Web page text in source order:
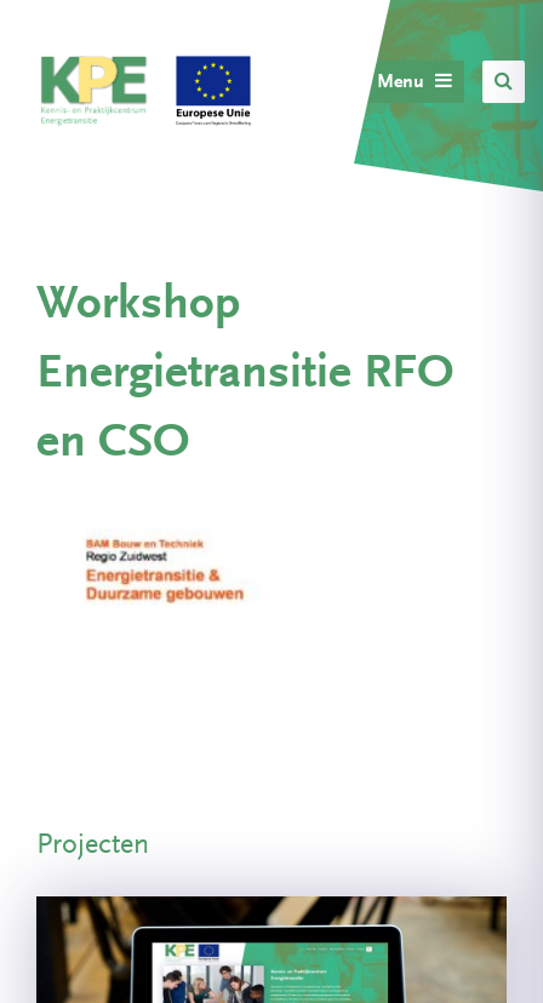
Menu
Workshop
Energietransitie RFO
en CSO
Projecten